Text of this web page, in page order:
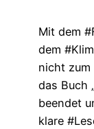
Mit dem
dem
nicht zum
das Buch
beendet
klare